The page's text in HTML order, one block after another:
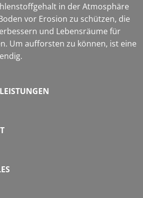
in der Atmosphäre
vor Erosion zu schützen, die
und Lebensräume für
Um aufforsten zu können, ist eine